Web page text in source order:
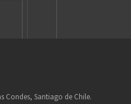
Condes, Santiago de Chile.